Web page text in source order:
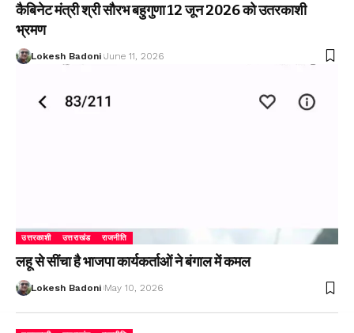
कैबिनेट मंत्री श्री सौरभ बहुगुणा 12 जून 2026 को उतरकाशी
भ्रमण
Lokesh Badoni June 11, 2026
उत्तरकाशी उत्तराखंड राजनीति
लहू से सींचा है भाजपा कार्यकर्ताओं ने बंगाल में कमल
Lokesh Badoni May 10, 2026